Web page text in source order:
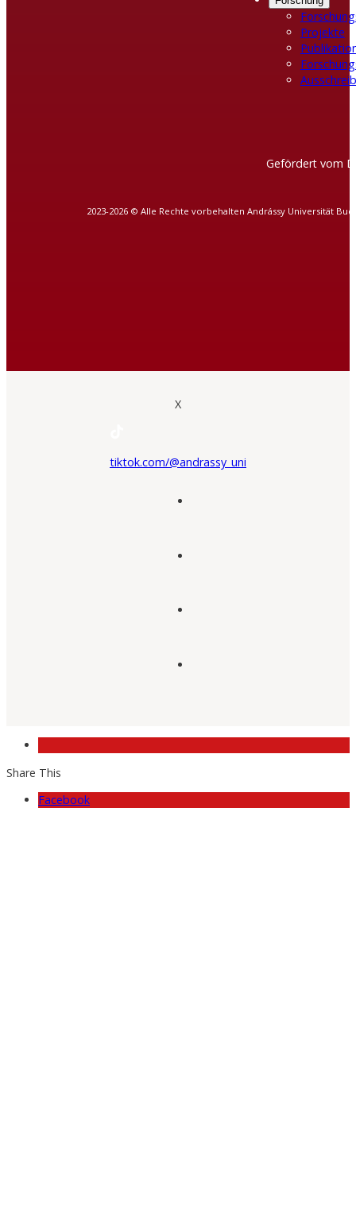
Projekte
Gefördert vom
2023-2026 © Alle Rechte vorbehalten Andrássy Universität
X
tiktok.com/@andrassy_uni
Share This
Facebook